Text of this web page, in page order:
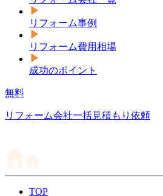
リフォーム事例
リフォーム費用相場
成功のポイント
無料
リフォーム会社一括見積もり依頼
TOP